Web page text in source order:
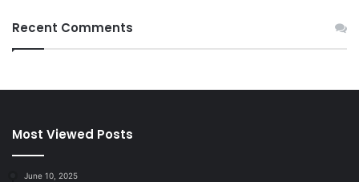
Recent Comments
Most Viewed Posts
June 10, 2025